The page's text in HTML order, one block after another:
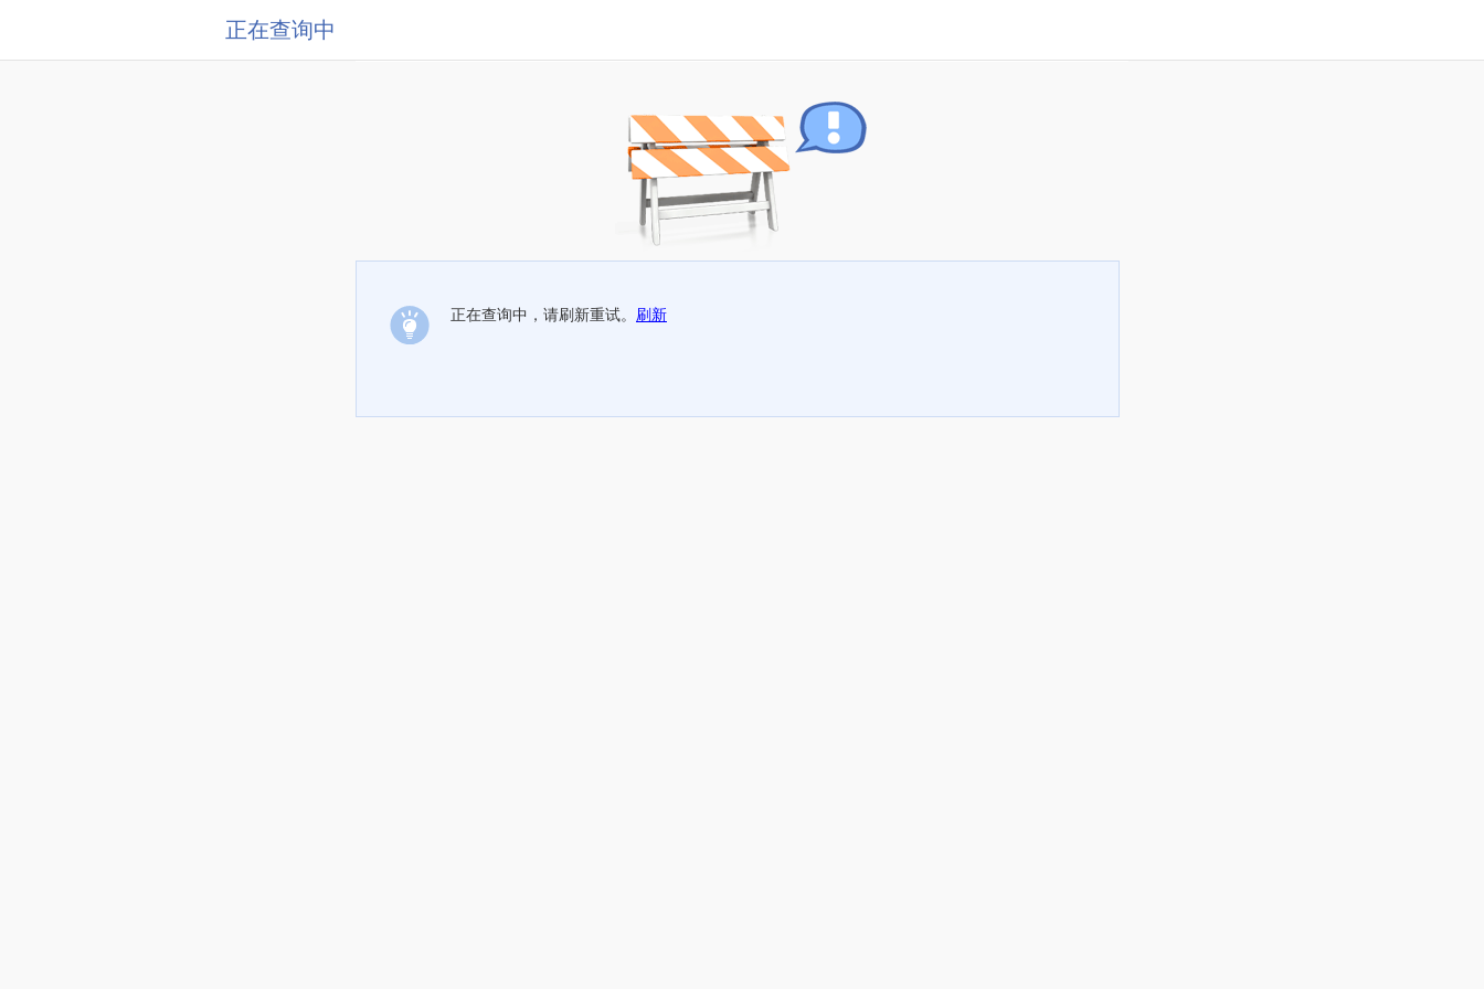
正在查询中
正在查询中，请刷新重试。 刷新